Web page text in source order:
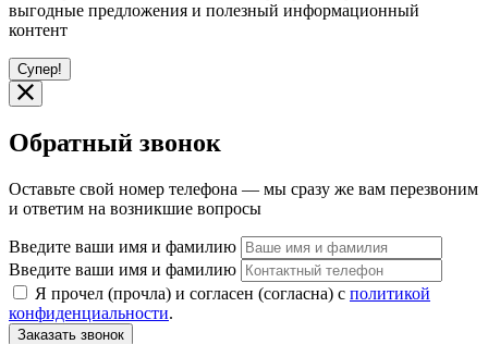
выгодные предложения и полезный информационный
контент
Супер!
Обратный звонок
Оставьте свой номер телефона — мы сразу же вам перезвоним
и ответим на возникшие вопросы
Введите ваши имя и фамилию
Введите ваши имя и фамилию
Я прочел (прочла) и согласен (согласна) с политикой
конфиденциальности.
Заказать звонок